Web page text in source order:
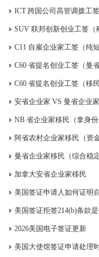
签、ICT 跨国高管工签比较
ICT 跨国公司高管调拨工
SUV 联邦创新创业工签（
C11 自雇企业家工签（纯
C60 省提名创业工签（曼
居，重点）
C60 省提名创业工签（移
签、ICT 跨国高管工签
安省企业家 VS 曼省企业
四合一详细对比（2026 年
NB 省企业家移民（拿身
阿省农村企业家移民（资
曼省企业家移民（综合稳
加拿大安省企业家移民
美国签证申请人如何证明
美国签证拒签214(b)条款
2026美国电子签证更新
美国大使馆签证申请处理